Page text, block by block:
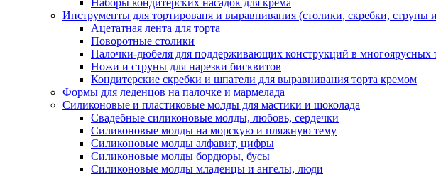
Наборы кондитерских насадок для крема
Инструменты для тортированя и выравнивания (столики, скребки, струны
Ацетатная лента для торта
Поворотные столики
Палочки-дюбеля для поддерживающих конструкций в многоярусных
Ножи и струны для нарезки бисквитов
Кондитерские скребки и шпатели для выравнивания торта кремом
Формы для леденцов на палочке и мармелада
Силиконовые и пластиковые молды для мастики и шоколада
Свадебные силиконовые молды, любовь, сердечки
Силиконовые молды на морскую и пляжную тему
Силиконовые молды алфавит, цифры
Силиконовые молды бордюры, бусы
Силиконовые молды младенцы и ангелы, люди